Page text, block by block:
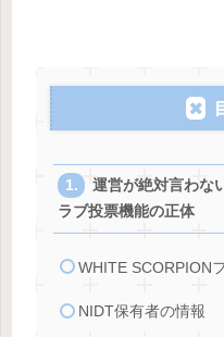
運営が絶対言わな
ラブ投票機能の正体
WHITE SCORPION
NIDT保有者の情報